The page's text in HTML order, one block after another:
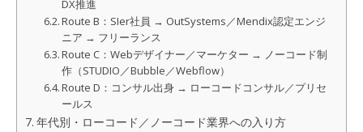
DX推進
Route B：SIer社員 → OutSystems／Mendix認定エンジ
ニア → フリーランス
Route C：Webデザイナー／マーケター → ノーコード制
作（STUDIO／Bubble／Webflow）
Route D：コンサル出身 → ローコードコンサル／プリセ
ールス
年代別・ローコード／ノーコード業界への入り方